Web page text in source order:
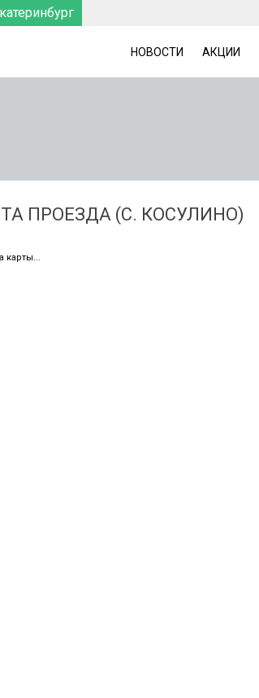
НОВОСТИ АКЦИИ
ПРОЕЗДА (С. КОСУЛИНО)
карты...